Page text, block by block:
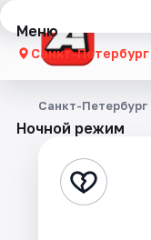
Меню
Санкт-Петербург
Концерты
Стендап
Ночной режим
Санкт-Петербург